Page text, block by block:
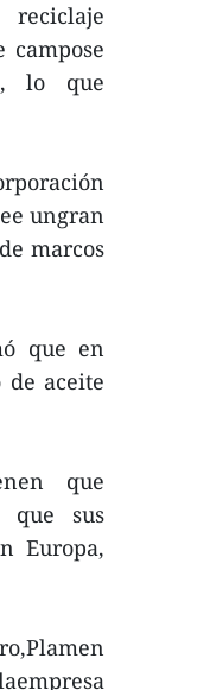
campose
lo que
ungran
marcos
que en
aceite
que
que sus
Europa,